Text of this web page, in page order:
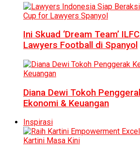
Ini Skuad ‘Dream Team’
Lawyers Football di Spanyol
Diana Dewi Tokoh
Ekonomi & Keuangan
Inspirasi